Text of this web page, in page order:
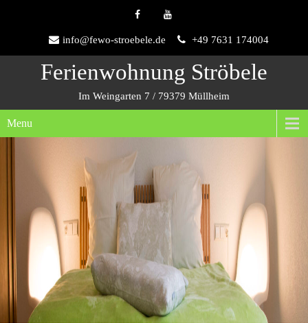
info@fewo-stroebele.de +49 7631 174004
Ferienwohnung Ströbele
Im Weingarten 7 / 79379 Müllheim
Menu